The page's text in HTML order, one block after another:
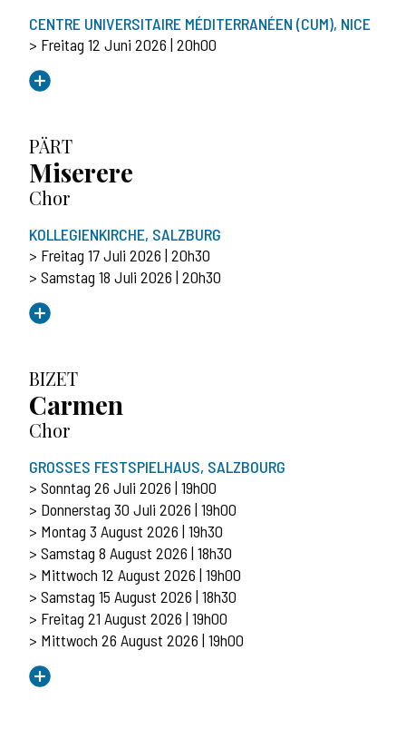
CENTRE UNIVERSITAIRE MÉDITERRANÉEN (CUM), NICE
> Freitag 12 Juni 2026 | 20h00
PÄRT
Miserere
Chor
KOLLEGIENKIRCHE, SALZBURG
> Freitag 17 Juli 2026 | 20h30
> Samstag 18 Juli 2026 | 20h30
BIZET
Carmen
Chor
GROSSES FESTSPIELHAUS, SALZBOURG
> Sonntag 26 Juli 2026 | 19h00
> Donnerstag 30 Juli 2026 | 19h00
> Montag 3 August 2026 | 19h30
> Samstag 8 August 2026 | 18h30
> Mittwoch 12 August 2026 | 19h00
> Samstag 15 August 2026 | 18h30
> Freitag 21 August 2026 | 19h00
> Mittwoch 26 August 2026 | 19h00